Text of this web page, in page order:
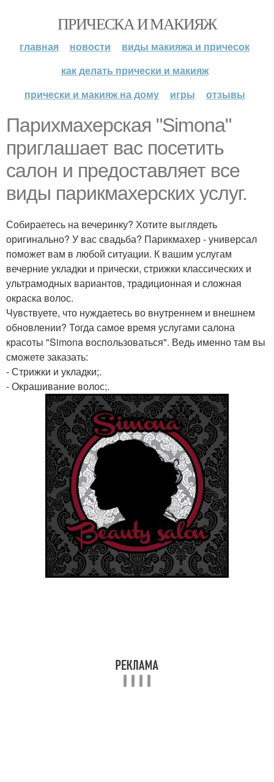
ПРИЧЕСКА И МАКИЯЖ
главная новости
виды макияжа и причесок
как делать прически и макияж
прически и макияж на дому
игры отзывы
Парихмахерская "Simona"
приглашает вас посетить
салон и предоставляет все
виды парикмахерских услуг.
Собираетесь на вечеринку? Хотите выглядеть
оригинально? У вас свадьба? Парикмахер - универсал
поможет вам в любой ситуации. К вашим услугам
вечерние укладки и прически, стрижки классических и
ультрамодных вариантов, традиционная и сложная
окраска волос.
Чувствуете, что нуждаетесь во внутреннем и внешнем
обновлении? Тогда самое время услугами салона
красоты "Simona воспользоваться". Ведь именно там вы
сможете заказать:
- Стрижки и укладки;.
- Окрашивание волос;.